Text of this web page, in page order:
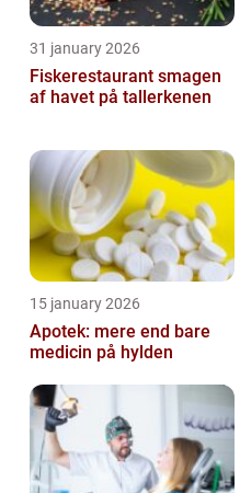
31 january 2026
Fiskerestaurant smagen
af havet på tallerkenen
15 january 2026
Apotek: mere end bare
medicin på hylden